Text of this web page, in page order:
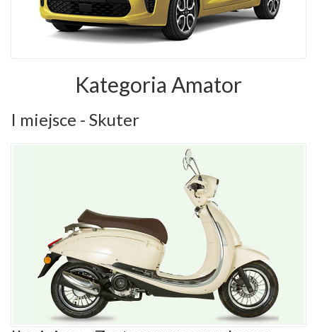
Kategoria Amator
I miejsce - Skuter